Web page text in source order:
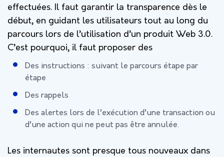
effectuées. Il faut garantir la transparence dès le
début, en guidant les utilisateurs tout au long du
parcours lors de l’utilisation d’un produit Web 3.0.
C’est pourquoi, il faut proposer des
Des instructions : suivant le parcours étape par
étape
Des rappels
Des alertes lors de l’exécution d’une transaction ou
d’une action qui ne peut pas être annulée.
Les internautes sont presque tous nouveaux dans